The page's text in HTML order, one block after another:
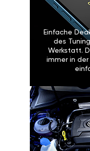
Einfache
des
Werkstatt.
immer in der